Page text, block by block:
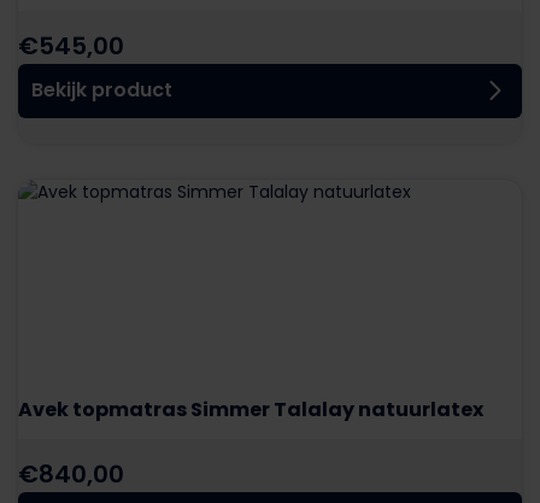
€545,00
Bekijk product
Avek topmatras Simmer Talalay natuurlatex
€840,00